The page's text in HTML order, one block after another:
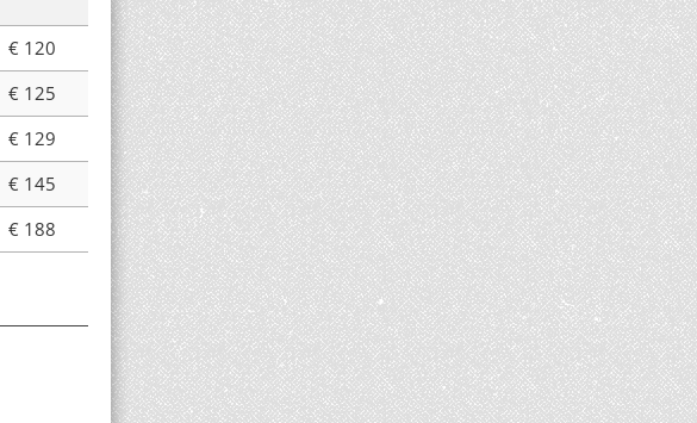
€ 120
€ 125
€ 129
€ 145
€ 188